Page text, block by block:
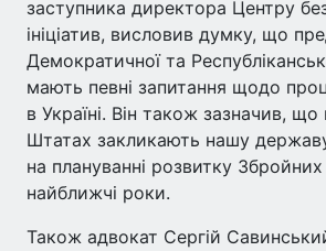
заступника директора Центру
ініціатив, висловив думку, що
Демократичної та
мають певні запитання щодо
в Україні. Він також зазначив,
Штатах закликають нашу
на плануванні розвитку
найближчі роки.
Також адвокат Сергій